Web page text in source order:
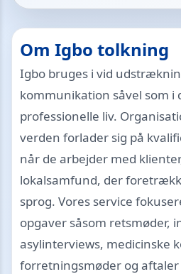
Om Igbo tolkning
Igbo bruges i vid
kommunikation såvel som i
professionelle liv.
verden forlader sig på
når de arbejder med
lokalsamfund, der
sprog. Vores service
opgaver såsom retsmøder,
asylinterviews, medicinske
forretningsmøder og